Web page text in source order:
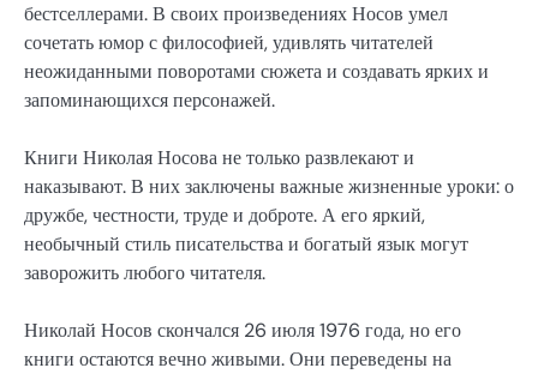
бестселлерами. В своих произведениях Носов умел
сочетать юмор с философией, удивлять читателей
неожиданными поворотами сюжета и создавать ярких и
запоминающихся персонажей.
Книги Николая Носова не только развлекают и
наказывают. В них заключены важные жизненные уроки: о
дружбе, честности, труде и доброте. А его яркий,
необычный стиль писательства и богатый язык могут
заворожить любого читателя.
Николай Носов скончался 26 июля 1976 года, но его
книги остаются вечно живыми. Они переведены на